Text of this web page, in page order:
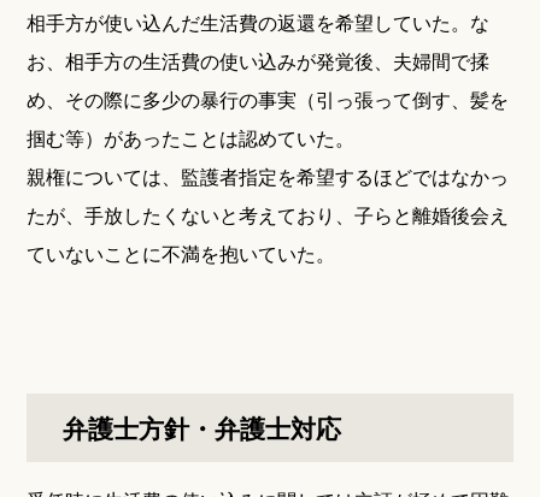
相手方が使い込んだ生活費の返還を希望していた。な
お、相手方の生活費の使い込みが発覚後、夫婦間で揉
め、その際に多少の暴行の事実（引っ張って倒す、髪を
掴む等）があったことは認めていた。
親権については、監護者指定を希望するほどではなかっ
たが、手放したくないと考えており、子らと離婚後会え
ていないことに不満を抱いていた。
弁護士方針・弁護士対応